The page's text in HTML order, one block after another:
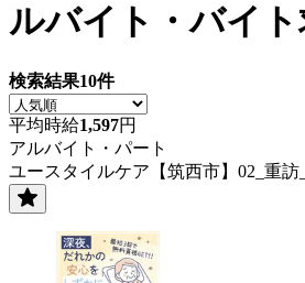
ルバイト・バイト
検索結果10件
平均時給1,597円
アルバイト・パート
ユースタイルケア【筑西市】02_重訪